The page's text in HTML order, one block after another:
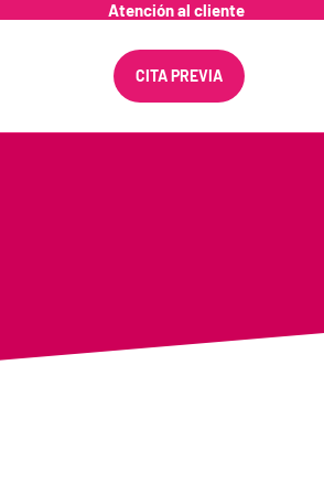
Atención al cliente
CITA PREVIA